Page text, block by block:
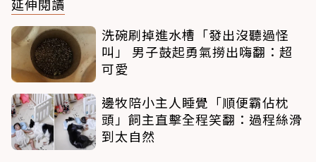
延伸閱讀
洗碗刷掉進水槽「發出沒聽過怪
叫」 男子鼓起勇氣撈出嗨翻：超
可愛
邊牧陪小主人睡覺「順便霸佔枕
頭」飼主直擊全程笑翻：過程絲滑
到太自然